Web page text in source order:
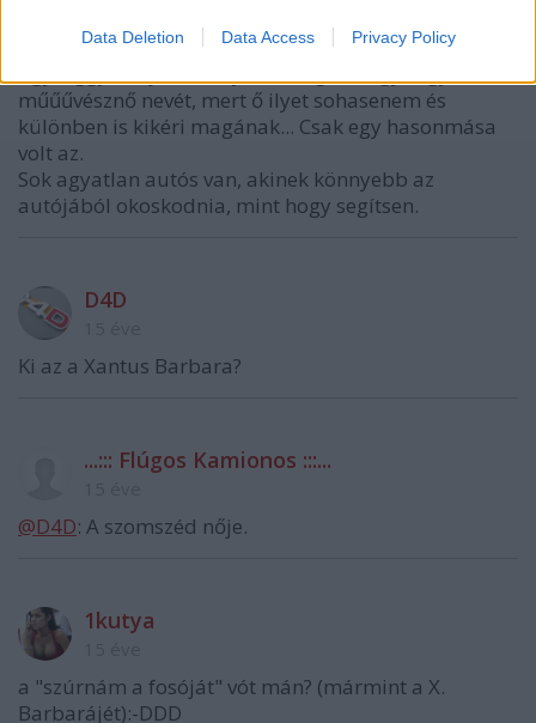
Data Deletion Data Access Privacy Policy
Most majd minnyá jön a Xantus művésznő
műűűvésznő nevét, mert ő ilyet sohasenem és
különben is kikéri magának... Csak egy hasonmása
volt az.
Sok agyatlan autós van, akinek könnyebb az
autójából okoskodnia, mint hogy segítsen.
D4D
Ki az a Xantus Barbara?
...::: Flúgos Kamionos :::...
@D4D: A szomszéd nője.
1kutya
a "szúrnám a fosóját" vót mán? (mármint a X.
Barbarájét):-DDD